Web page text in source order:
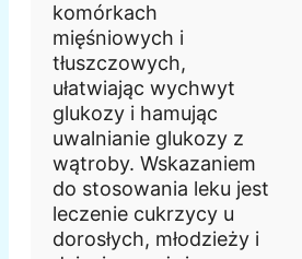
komórkach
mięśniowych i
tłuszczowych,
ułatwiając wychwyt
glukozy i hamując
uwalnianie glukozy z
wątroby. Wskazaniem
do stosowania leku jest
leczenie cukrzycy u
dorosłych, młodzieży i